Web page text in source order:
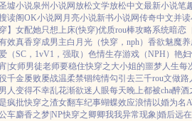
墟小说泉州小说网放松文学放松中文最新小说笔
读阁OK小说网 月亮小说新书小说网传奇中文并
】 女配她只想上床(快穿)优质rou棒攻略系统暗恋
效真香穿成男主白月光（快穿，nph） 香欲魅魔
（SC，1vV1，强取） 色情生存游戏（NPH） 艳
|女师男徒老师要稳住快穿之大小姐的噩梦人生每
千金屡败屡战温柔禁锢纯情勾引 去三千rou文做路
人变得不幸乱花渐欲迷人眼每天晚上都被cha醉酒
疯批快穿之渣女翻车纪事蝴蝶效应浪情以婚为名
车麝香之梦|NP快穿之卿卿我我异常现象|婚后远